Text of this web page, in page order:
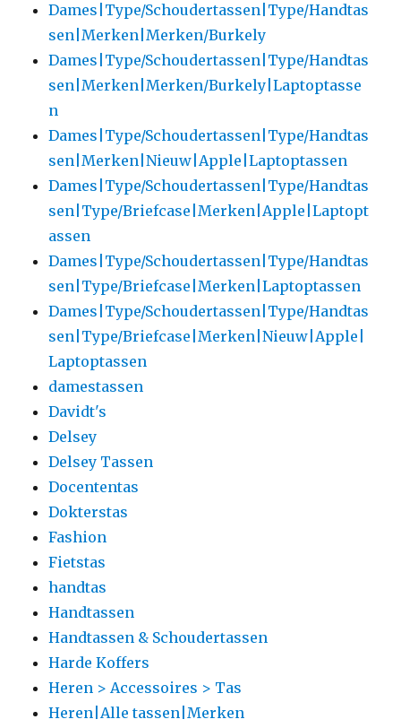
Dames|Type/Schoudertassen|Type/Handtas
sen|Merken|Merken/Burkely
Dames|Type/Schoudertassen|Type/Handtas
sen|Merken|Merken/Burkely|Laptoptasse
n
Dames|Type/Schoudertassen|Type/Handtas
sen|Merken|Nieuw|Apple|Laptoptassen
Dames|Type/Schoudertassen|Type/Handtas
sen|Type/Briefcase|Merken|Apple|Laptopt
assen
Dames|Type/Schoudertassen|Type/Handtas
sen|Type/Briefcase|Merken|Laptoptassen
Dames|Type/Schoudertassen|Type/Handtas
sen|Type/Briefcase|Merken|Nieuw|Apple|
Laptoptassen
damestassen
Davidt's
Delsey
Delsey Tassen
Docententas
Dokterstas
Fashion
Fietstas
handtas
Handtassen
Handtassen & Schoudertassen
Harde Koffers
Heren > Accessoires > Tas
Heren|Alle tassen|Merken